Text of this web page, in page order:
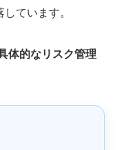
ています。
体的なリスク管理